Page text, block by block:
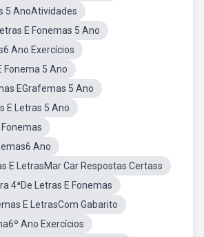
5 AnoAtividades
E Fonemas 5 Ano
Ano Exercícios
Fonema 5 Ano
EGrafemas 5 Ano
E Letras 5 Ano
Ano
E LetrasMar Car Respostas Certass
4ªDe Letras E Fonemas
E LetrasCom Gabarito
Ano Exercícios